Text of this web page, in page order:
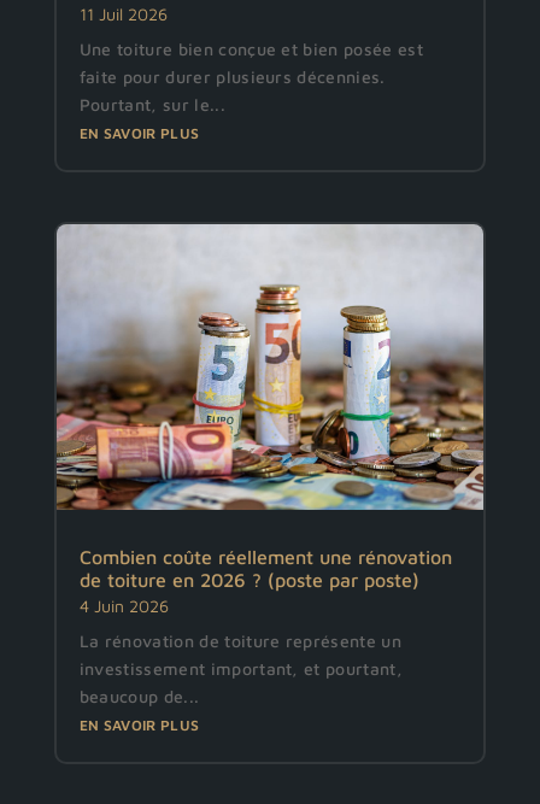
11 Juil 2026
Une toiture bien conçue et bien posée est
faite pour durer plusieurs décennies.
Pourtant, sur le...
EN SAVOIR PLUS
Combien coûte réellement une rénovation
de toiture en 2026 ? (poste par poste)
4 Juin 2026
La rénovation de toiture représente un
investissement important, et pourtant,
beaucoup de...
EN SAVOIR PLUS